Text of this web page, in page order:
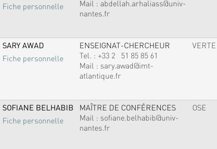
Fiche personnelle
Mail : abdellah.arhaliass@univ-
nantes.fr
SARY AWAD
Fiche personnelle
ENSEIGNAT-CHERCHEUR
Tel. : +33 2 51 85 85 61
Mail : sary.awad@imt-
atlantique.fr
VERTE
SOFIANE BELHABIB
Fiche personnelle
MAÎTRE DE CONFÉRENCES
Mail : sofiane.belhabib@univ-
nantes.fr
OSE